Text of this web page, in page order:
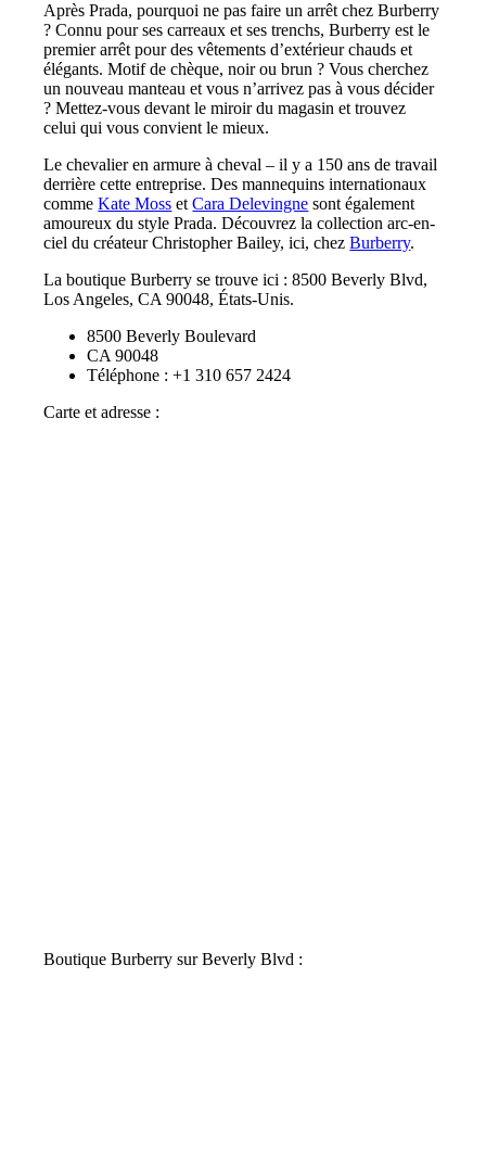
Après Prada, pourquoi ne pas faire un arrêt chez Burberry
? Connu pour ses carreaux et ses trenchs, Burberry est le
premier arrêt pour des vêtements d’extérieur chauds et
élégants. Motif de chèque, noir ou brun ? Vous cherchez
un nouveau manteau et vous n’arrivez pas à vous décider
? Mettez-vous devant le miroir du magasin et trouvez
celui qui vous convient le mieux.
Le chevalier en armure à cheval – il y a 150 ans de travail
derrière cette entreprise. Des mannequins internationaux
commeKate Moss etCara Delevingne sont également
amoureux du style Prada. Découvrez la collection arc-en-
ciel du créateur Christopher Bailey, ici, chezBurberry.
La boutique Burberry se trouve ici : 8500 Beverly Blvd,
Los Angeles, CA 90048, États-Unis.
8500 Beverly Boulevard
CA 90048
Téléphone : +1 310 657 2424
Carte et adresse :
Boutique Burberry sur Beverly Blvd :